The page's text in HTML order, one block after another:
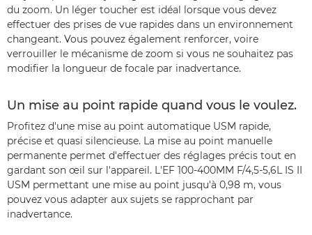
du zoom. Un léger toucher est idéal lorsque vous devez
effectuer des prises de vue rapides dans un environnement
changeant. Vous pouvez également renforcer, voire
verrouiller le mécanisme de zoom si vous ne souhaitez pas
modifier la longueur de focale par inadvertance.
Un mise au point rapide quand vous le voulez.
Profitez d'une mise au point automatique USM rapide,
précise et quasi silencieuse. La mise au point manuelle
permanente permet d'effectuer des réglages précis tout en
gardant son œil sur l'appareil. L'EF 100-400MM F/4,5-5,6L IS II
USM permettant une mise au point jusqu'à 0,98 m, vous
pouvez vous adapter aux sujets se rapprochant par
inadvertance.